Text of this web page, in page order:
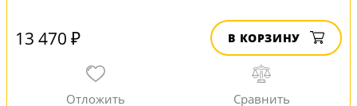
13 470 ₽ В КОРЗИНУ